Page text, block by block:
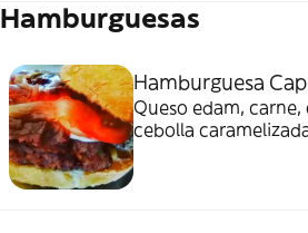
Hamburguesas
Hamburguesa
Queso edam,
cebolla